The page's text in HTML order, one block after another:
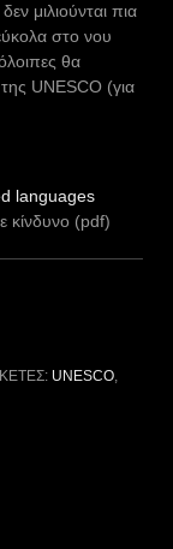
μιλιούνται πια
στο νου
θα
της UNESCO (για
languages
κίνδυνο (pdf)
UNESCO,